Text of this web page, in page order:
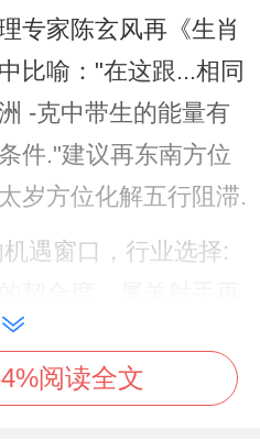
专家陈玄风再《生肖
比喻："在这跟...相同
-克中带生的能量有
件."建议再东南方位
岁方位化解五行阻滞.
遇窗口，‌行业选择:
强势相位。火星同天
领域的突破机遇！
阅读全文